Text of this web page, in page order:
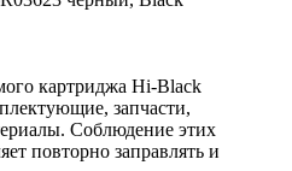
картриджа Hi-Black
запчасти,
Соблюдение этих
повторно заправлять и